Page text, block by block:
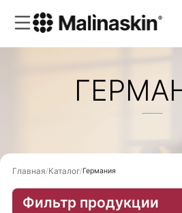
Главная Каталог Германия
Фильтр продукции